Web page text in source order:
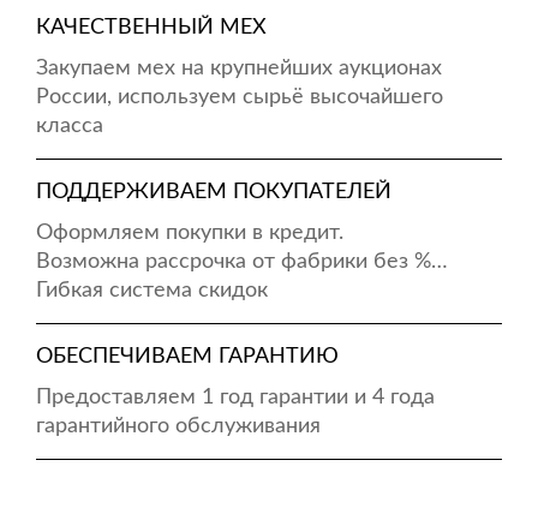
КАЧЕСТВЕННЫЙ МЕХ
Закупаем мех на крупнейших аукционах
России, используем сырьё высочайшего
класса
ПОДДЕРЖИВАЕМ ПОКУПАТЕЛЕЙ
Оформляем покупки в кредит.
Возможна рассрочка от фабрики без %…
Гибкая система скидок
ОБЕСПЕЧИВАЕМ ГАРАНТИЮ
Предоставляем 1 год гарантии и 4 года
гарантийного обслуживания